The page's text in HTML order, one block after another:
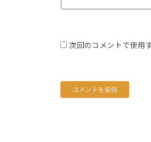
次回のコメントで使用